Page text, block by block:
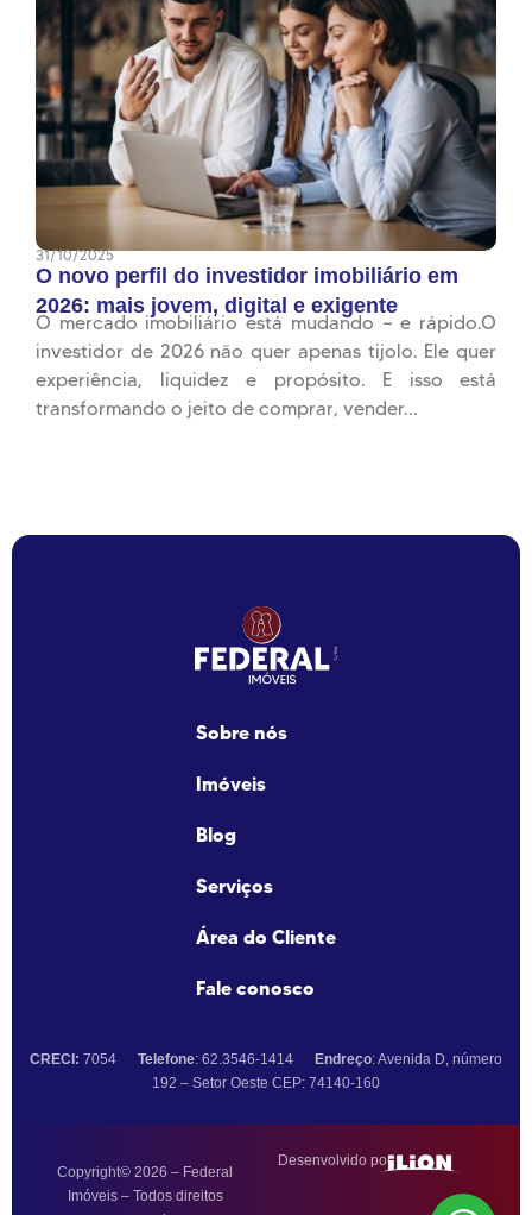
31/10/2025
O novo perfil do investidor imobiliário em
2026: mais jovem, digital e exigente
O mercado imobiliário está mudando — e rápido.O
investidor de 2026 não quer apenas tijolo. Ele quer
experiência, liquidez e propósito. E isso está
transformando o jeito de comprar, vender...
Sobre nós
Imóveis
Blog
Serviços
Área do Cliente
Fale conosco
CRECI: 7054 Telefone: 62.3546-1414 Endreço: Avenida D, número
192 – Setor Oeste CEP: 74140-160
Copyright© 2026 – Federal
Imóveis – Todos direitos
Desenvolvido por: